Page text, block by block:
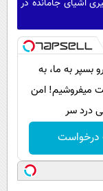
اشیای جامانده در
بسپر به ما، به
میفروشیم! امن
درد سر
درخواست